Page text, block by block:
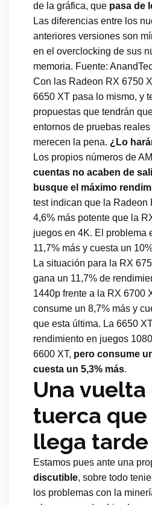
de la gráfica, que pasa de
Las diferencias entre los
anteriores versiones son
en el overclocking de sus
memoria. Fuente:
Con las Radeon RX 6750
6650 XT pasa lo mismo, y
propuestas que tendrán
entornos de pruebas
merecen la pena. ¿Lo
Los propios números de
cuentas no acaben de
busque el máximo
test indican que la Radeon
4,6% más potente que la
juegos en 4K. El problema
11,7% más y cuesta un
La situación para la RX
gana un 11,7% de
1440p frente a la RX 6700
consume un 8,7% más y
que esta última. La 6650
rendimiento en juegos
6600 XT, pero consume
cuesta un 5,3% más.
Una vuelta
tuerca que
llega tarde
Estamos pues ante una
discutible, sobre todo
los problemas con la